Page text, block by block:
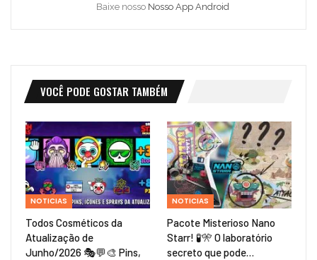
Baixe nosso Nosso App Android
VOCÊ PODE GOSTAR TAMBÉM
NOTICIAS
Todos Cosméticos da
Atualização de
Junho/2026 🎭💬🎨 Pins,
NOTICIAS
Pacote Misterioso Nano
Starr! 🧪🎌 O laboratório
secreto que pode…